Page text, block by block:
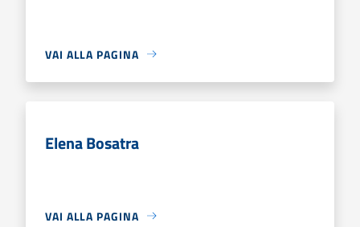
VAI ALLA PAGINA
Elena Bosatra
VAI ALLA PAGINA